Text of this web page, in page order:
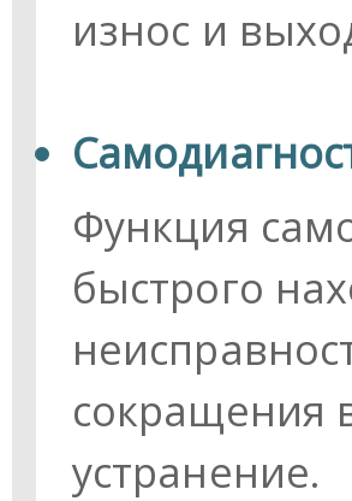
износ и
Функция
быстрого
сокращения
устранение.